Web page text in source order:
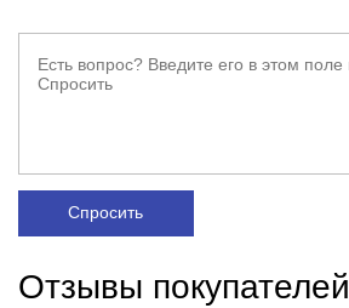
Спросить
Отзывы покупателей